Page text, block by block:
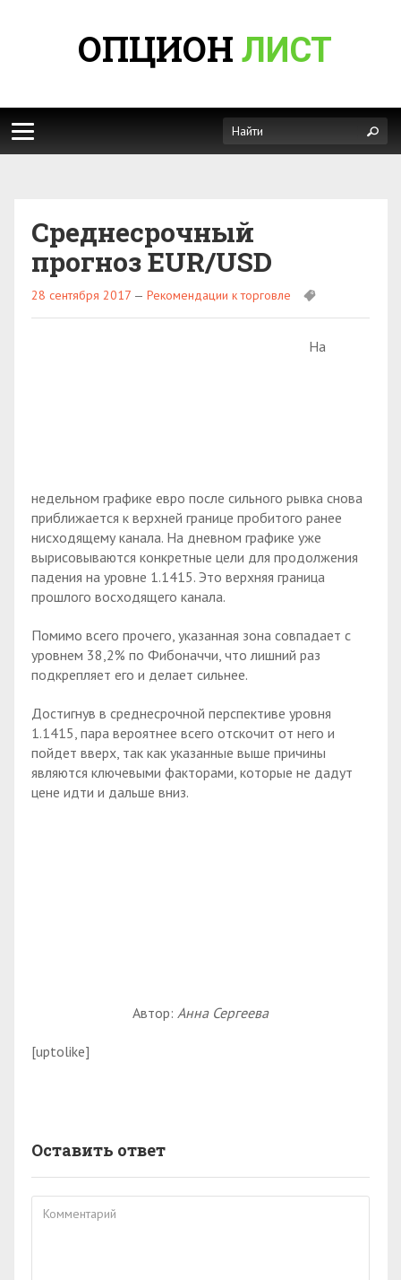
ОПЦИОН ЛИСТ
Среднесрочный
прогноз EUR/USD
28 сентября 2017 — Рекомендации к торговле
На
недельном графике евро после сильного рывка снова
приближается к верхней границе пробитого ранее
нисходящему канала. На дневном графике уже
вырисовываются конкретные цели для продолжения
падения на уровне 1.1415. Это верхняя граница
прошлого восходящего канала.
Помимо всего прочего, указанная зона совпадает с
уровнем 38,2% по Фибоначчи, что лишний раз
подкрепляет его и делает сильнее.
Достигнув в среднесрочной перспективе уровня
1.1415, пара вероятнее всего отскочит от него и
пойдет вверх, так как указанные выше причины
являются ключевыми факторами, которые не дадут
цене идти и дальше вниз.
Автор: Анна Сергеева
[uptolike]
Оставить ответ